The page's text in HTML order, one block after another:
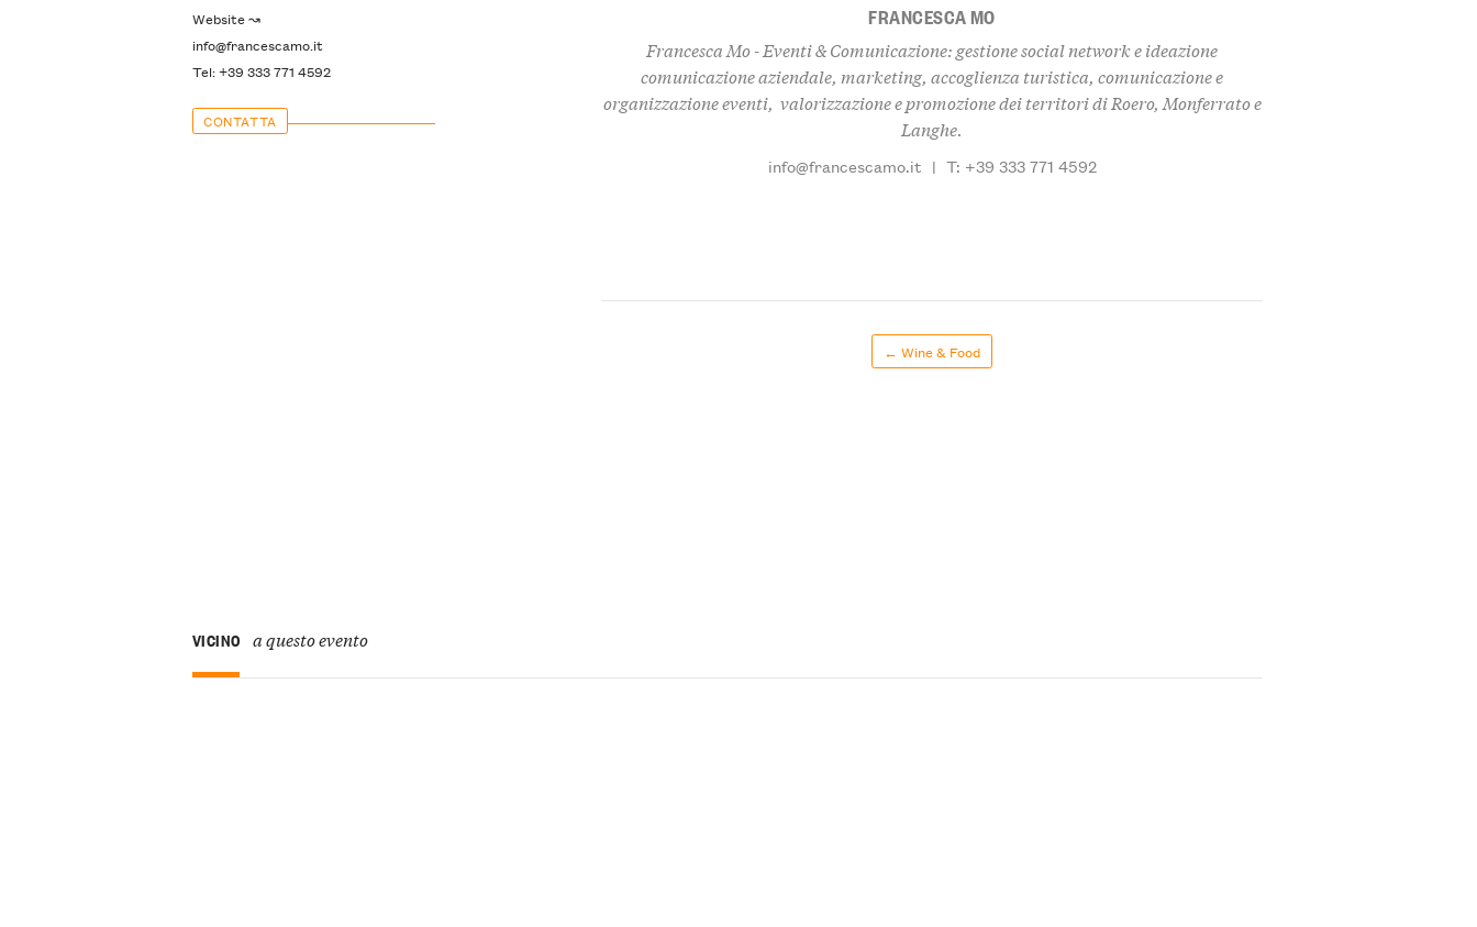
Website ↝
info@francescamo.it
Tel: +39 333 771 4592
CONTATTA
FRANCESCA MO
Francesca Mo - Eventi & Comunicazione: gestione social network e ideazione
comunicazione aziendale, marketing, accoglienza turistica, comunicazione e
organizzazione eventi, valorizzazione e promozione dei territori di Roero, Monferrato e
Langhe.
info@francescamo.it | T: +39 333 771 4592
← Wine & Food
VICINO a questo evento